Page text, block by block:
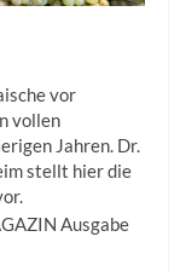
vor
vollen
Jahren. Dr.
stellt hier die
Ausgabe